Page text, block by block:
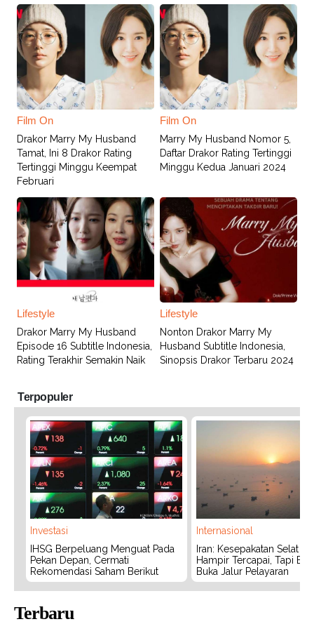
Film On
Drakor Marry My Husband
Tamat, Ini 8 Drakor Rating
Tertinggi Minggu Keempat
Februari
Film On
Marry My Husband Nomor 5,
Daftar Drakor Rating Tertinggi
Minggu Kedua Januari 2024
Lifestyle
Drakor Marry My Husband
Episode 16 Subtitle Indonesia,
Rating Terakhir Semakin Naik
Lifestyle
Nonton Drakor Marry My
Husband Subtitle Indonesia,
Sinopsis Drakor Terbaru 2024
Terpopuler
Investasi
IHSG Berpeluang Menguat Pada
Pekan Depan, Cermati
Rekomendasi Saham Berikut
Internasional
Iran: Kesepakatan Selat
Hampir Tercapai, Tapi
Buka Jalur Pelayaran
Terbaru